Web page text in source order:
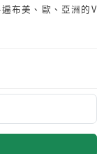
布美、歐、亞洲的V